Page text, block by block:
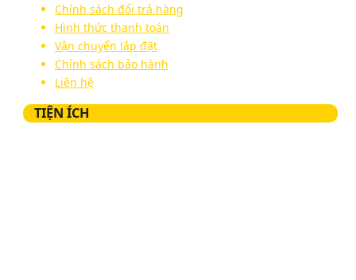
Chính sách đổi trả hàng
Hình thức thanh toán
Vận chuyển lắp đặt
Chính sách bảo hành
Liên hệ
TIỆN ÍCH